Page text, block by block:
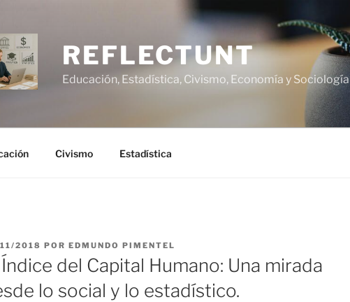
REFLECTUNT
Educación, Estadística, Civismo, Economía y Sociología
Civismo Estadística
2018 POR EDMUNDO PIMENTEL
Índice del Capital Humano: Una mirada
lo social y lo estadístico.